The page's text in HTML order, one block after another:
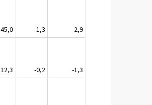
45,0 1,3
2,9
12,3 -0,2
-1,3